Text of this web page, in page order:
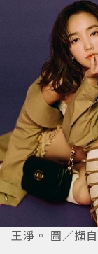
王淨。 圖／擷自